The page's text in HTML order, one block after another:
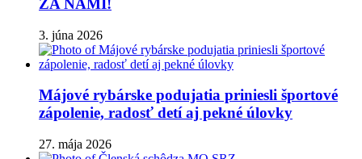
ZA NAMI!
3. júna 2026
Májové rybárske podujatia priniesli športové
zápolenie, radosť detí aj pekné úlovky
27. mája 2026